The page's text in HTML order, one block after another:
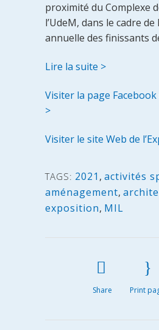
proximité du Complexe
l’UdeM, dans le cadre de
annuelle des finissants
Lire la suite >
Visiter la page Facebook
>
Visiter le site Web de
TAGS: 2021 , activités
aménagement,
exposition, MIL
Share Print